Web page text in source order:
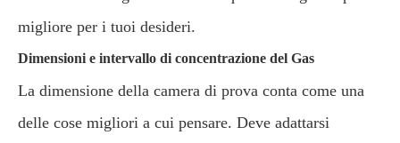
migliore per i tuoi desideri.
Dimensioni e intervallo di concentrazione del Gas
La dimensione della camera di prova conta come una
delle cose migliori a cui pensare. Deve adattarsi